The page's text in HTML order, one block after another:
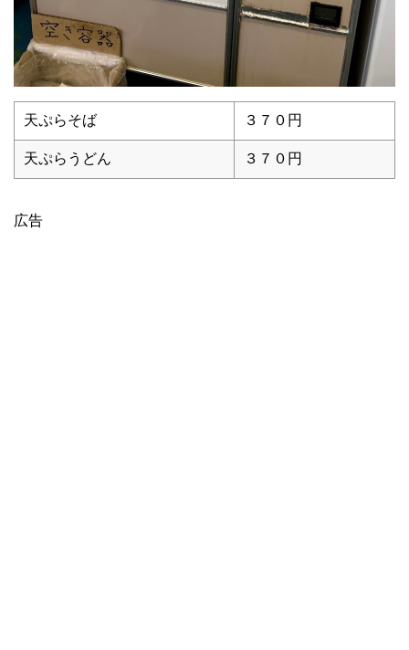
天ぷらそば ３７０円
天ぷらうどん ３７０円
広告